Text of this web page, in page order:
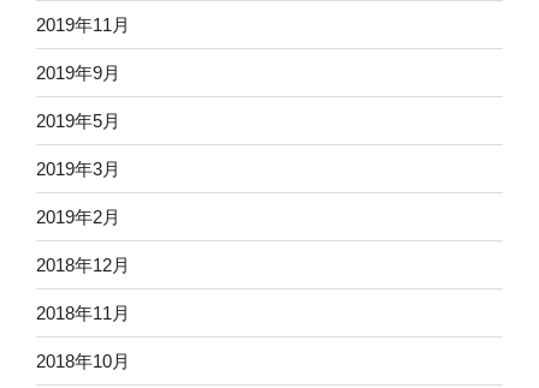
2019年11月
2019年9月
2019年5月
2019年3月
2019年2月
2018年12月
2018年11月
2018年10月